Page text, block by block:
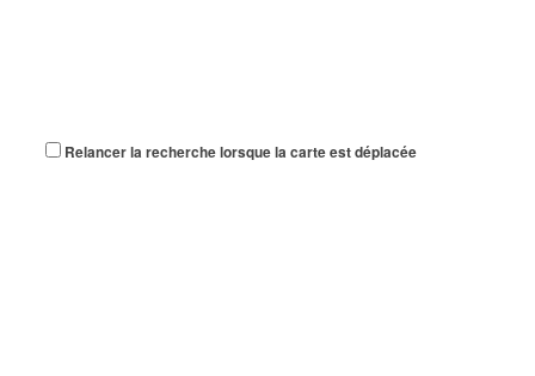
Relancer la recherche lorsque la carte est déplacée